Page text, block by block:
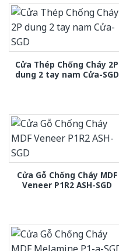
Cửa Thép Chống Cháy 2P
dung 2 tay nam Cửa-SGD
Cửa Gỗ Chống Cháy MDF
Veneer P1R2 ASH-SGD